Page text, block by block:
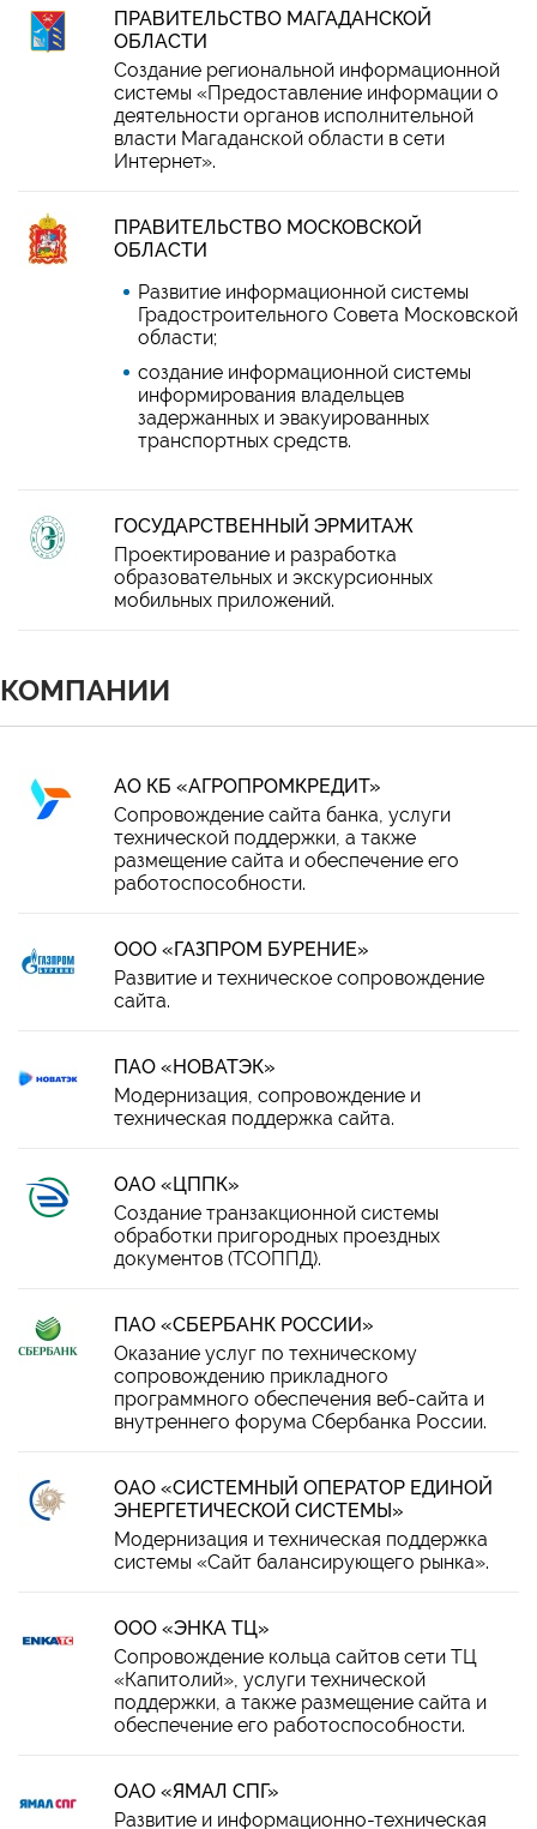
ПРАВИТЕЛЬСТВО МАГАДАНСКОЙ
ОБЛАСТИ
Создание региональной информационной
системы «Предоставление информации о
деятельности органов исполнительной
власти Магаданской области в сети
Интернет».
ПРАВИТЕЛЬСТВО МОСКОВСКОЙ
ОБЛАСТИ
Развитие информационной системы
Градостроительного Совета Московской
области;
создание информационной системы
информирования владельцев
задержанных и эвакуированных
транспортных средств.
ГОСУДАРСТВЕННЫЙ ЭРМИТАЖ
Проектирование и разработка
образовательных и экскурсионных
мобильных приложений.
КОМПАНИИ
АО КБ «АГРОПРОМКРЕДИТ»
Сопровождение сайта банка, услуги
технической поддержки, а также
размещение сайта и обеспечение его
работоспособности.
ООО «ГАЗПРОМ БУРЕНИЕ»
Развитие и техническое сопровождение
сайта.
ПАО «НОВАТЭК»
Модернизация, сопровождение и
техническая поддержка сайта.
ОАО «ЦППК»
Создание транзакционной системы
обработки пригородных проездных
документов (ТСОППД).
ПАО «СБЕРБАНК РОССИИ»
Оказание услуг по техническому
сопровождению прикладного
программного обеспечения веб-сайта и
внутреннего форума Сбербанка России.
ОАО «СИСТЕМНЫЙ ОПЕРАТОР ЕДИНОЙ
ЭНЕРГЕТИЧЕСКОЙ СИСТЕМЫ»
Модернизация и техническая поддержка
системы «Сайт балансирующего рынка».
ООО «ЭНКА ТЦ»
Сопровождение кольца сайтов сети ТЦ
«Капитолий», услуги технической
поддержки, а также размещение сайта и
обеспечение его работоспособности.
ОАО «ЯМАЛ СПГ»
Развитие и информационно-техническая